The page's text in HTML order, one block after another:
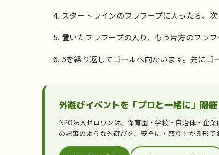
スタートラインのフラフープに入ったら、
置いたフラフープの入り、もう片方のフラフ
5を繰り返してゴールへ向かいます。先にゴ
外遊びイベントを「プロと一緒に」開
NPO法人ゼロワンは、保育園・学校・自治体・企
の記事のような外遊びを、安全に・盛り上がる形で